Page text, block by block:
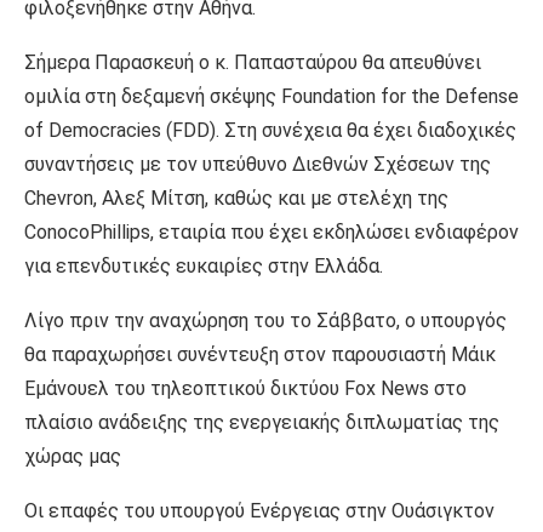
φιλοξενήθηκε στην Αθήνα.
Σήμερα Παρασκευή ο κ. Παπασταύρου θα απευθύνει
ομιλία στη δεξαμενή σκέψης Foundation for the Defense
of Democracies (FDD). Στη συνέχεια θα έχει διαδοχικές
συναντήσεις με τον υπεύθυνο Διεθνών Σχέσεων της
Chevron, Αλεξ Μίτση, καθώς και με στελέχη της
ConocoPhillips, εταιρία που έχει εκδηλώσει ενδιαφέρον
για επενδυτικές ευκαιρίες στην Ελλάδα.
Λίγο πριν την αναχώρηση του το Σάββατο, ο υπουργός
θα παραχωρήσει συνέντευξη στον παρουσιαστή Μάικ
Εμάνουελ του τηλεοπτικού δικτύου Fox News στο
πλαίσιο ανάδειξης της ενεργειακής διπλωματίας της
χώρας μας
Οι επαφές του υπουργού Ενέργειας στην Ουάσιγκτον